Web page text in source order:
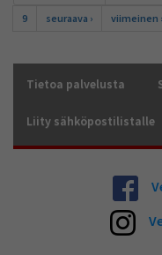
9
seuraava › viimeinen
Tietoa palvelusta
Liity sähköpostilistalle